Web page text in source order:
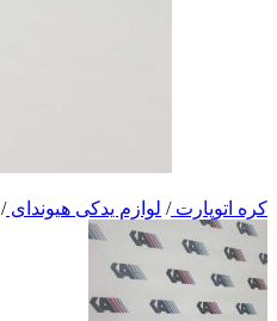
کره اتوپارت/ لوازم یدکی هیوندای/